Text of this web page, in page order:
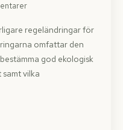
regeländringar för
omfattar den
god ekologisk
vilka